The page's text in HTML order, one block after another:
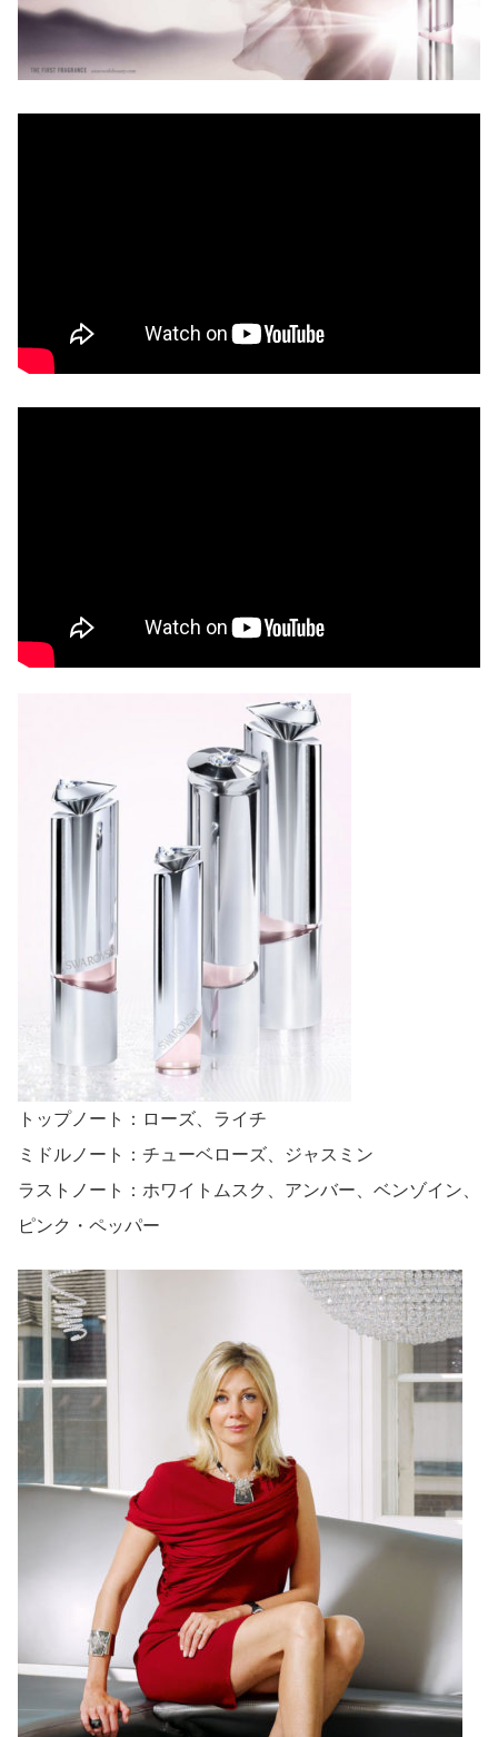
トップノート：ローズ、ライチ
ミドルノート：チューベローズ、ジャスミン
ラストノート：ホワイトムスク、アンバー、ベンゾイン、
ピンク・ペッパー